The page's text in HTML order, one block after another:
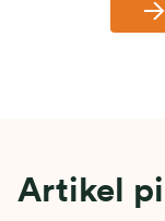
Artikel